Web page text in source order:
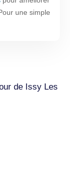
une simple
de Issy Les